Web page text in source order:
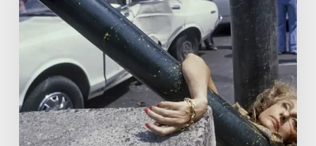
fotografía
en
periodismo